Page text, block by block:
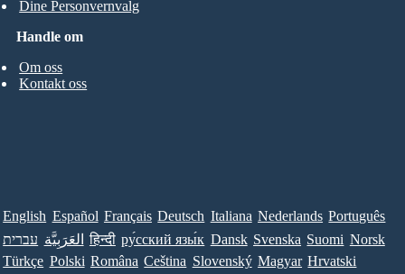
Handle om
Om oss
Kontakt oss
Dine Personvernvalg
English Español Français Deutsch Italiana Nederlands Português
עברית العَرَبِيَّة हिन्दी ру́сский язы́к Dansk Svenska Suomi Norsk
Türkçe Polski Româna Ceština Slovenský Magyar Hrvatski